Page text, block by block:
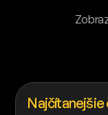
Najčítanejšie